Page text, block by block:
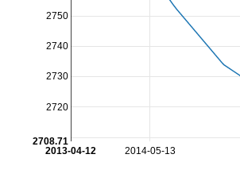
2014-05-13
2013-04-12
2720
2730
2740
2750
2708.71